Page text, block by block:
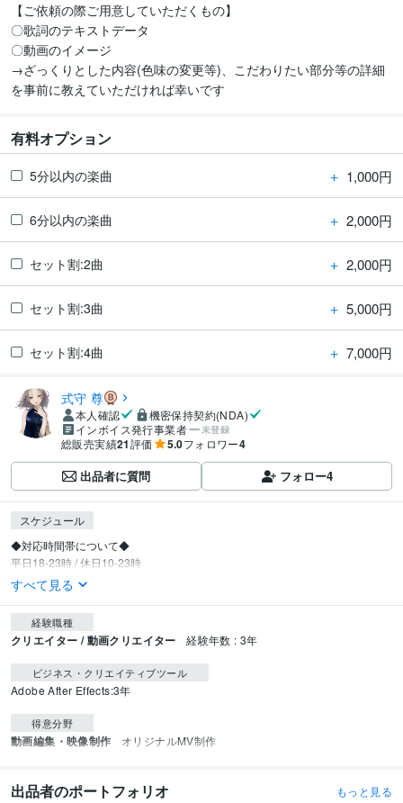
【ご依頼の際ご用意していただくもの】
〇歌詞のテキストデータ
〇動画のイメージ
→ざっくりとした内容(色味の変更等)、こだわりたい部分等の詳細
を事前に教えていただければ幸いです
有料オプション
5分以内の楽曲 ＋ 1,000円
6分以内の楽曲 ＋ 2,000円
セット割:2曲 ＋ 2,000円
セット割:3曲 ＋ 5,000円
セット割:4曲 ＋ 7,000円
式守 尊
本人確認
機密保持契約(NDA)
インボイス発行事業者
未登録
総販売実績21評価 5.0フォロワー4
出品者に質問 フォロー4
スケジュール
◆対応時間帯について◆
平日18-23時 / 休日10-23時
すべて見る
経験職種
クリエイター / 動画クリエイター 経験年数 : 3年
ビジネス・クリエイティブツール
Adobe After Effects:3年
得意分野
動画編集・映像制作 オリジナルMV制作
出品者のポートフォリオ もっと見る